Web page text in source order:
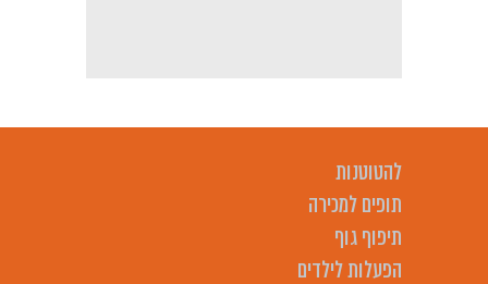
להטוטנות
תופים למכירה
תיפוף גוף
הפעלות לילדים